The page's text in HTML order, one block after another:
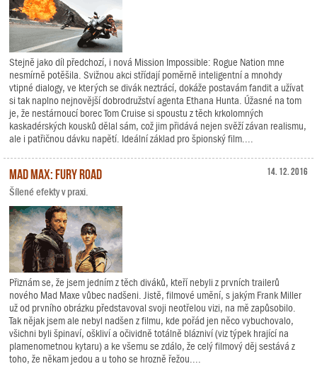
Stejně jako díl předchozí, i nová Mission Impossible: Rogue Nation mne
nesmírně potěšila. Svižnou akci střídají poměrně inteligentní a mnohdy
vtipné dialogy, ve kterých se divák neztrácí, dokáže postavám fandit a užívat
si tak naplno nejnovější dobrodružství agenta Ethana Hunta. Úžasné na tom
je, že nestárnoucí borec Tom Cruise si spoustu z těch krkolomných
kaskadérských kousků dělal sám, což jim přidává nejen svěží závan realismu,
ale i patřičnou dávku napětí. Ideální základ pro špionský film....
14. 12. 2016
Mad Max: Fury Road
Šílené efekty v praxi.
Přiznám se, že jsem jedním z těch diváků, kteří nebyli z prvních trailerů
nového Mad Maxe vůbec nadšeni. Jistě, filmové umění, s jakým Frank Miller
už od prvního obrázku představoval svoji neotřelou vizi, na mě zapůsobilo.
Tak nějak jsem ale nebyl nadšen z filmu, kde pořád jen něco vybuchovalo,
všichni byli špinaví, oškliví a očividně totálně blázniví (viz týpek hrající na
plamenometnou kytaru) a ke všemu se zdálo, že celý filmový děj sestává z
toho, že někam jedou a u toho se hrozně řežou....